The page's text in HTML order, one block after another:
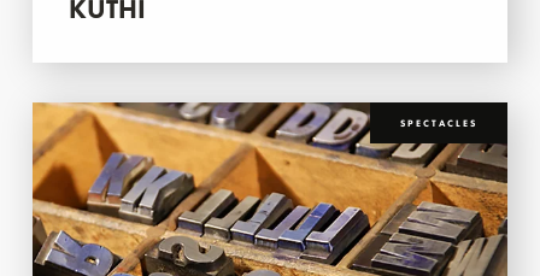
KUTHI
SPECTACLES